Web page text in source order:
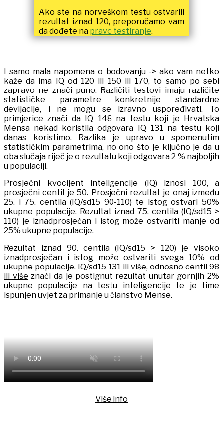
Ako ste na norveškom testu ostvarili
rezultat iznad 120, preporučamo vam
da dođete na pravo testiranje.
I samo mala napomena o bodovanju -> ako vam netko
kaže da ima IQ od 120 ili 150 ili 170, to samo po sebi
zapravo ne znači puno. Različiti testovi imaju različite
statističke parametre konkretnije standardne
devijacije, i ne mogu se izravno uspoređivati. To
primjerice znači da IQ 148 na testu koji je Hrvatska
Mensa nekad koristila odgovara IQ 131 na testu koji
danas koristimo. Razlika je upravo u spomenutim
statističkim parametrima, no ono što je ključno je da u
oba slučaja riječ je o rezultatu koji odgovara 2 % najboljih
u populaciji.
Prosječni kvocijent inteligencije (IQ) iznosi 100, a
prosječni centil je 50. Prosječni rezultat je onaj između
25. i 75. centila (IQ/sd15 90-110) te istog ostvari 50%
ukupne populacije. Rezultat iznad 75. centila (IQ/sd15 >
110) je iznadprosječan i istog može ostvariti manje od
25% ukupne populacije.
Rezultat iznad 90. centila (IQ/sd15 > 120) je visoko
iznadprosječan i istog može ostvariti svega 10% od
ukupne populacije. IQ/sd15 131 ili više, odnosno centil 98
ili više znači da je postignut rezultat unutar gornjih 2%
ukupne populacije na testu inteligencije te je time
ispunjen uvjet za primanje u članstvo Mense.
Više info